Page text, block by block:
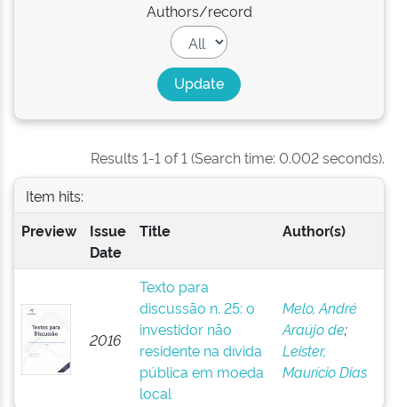
Authors/record
Results 1-1 of 1 (Search time: 0.002 seconds).
Item hits:
Preview
Issue
Date
Title Author(s)
2016
Texto para
discussão n. 25: o
investidor não
residente na dívida
pública em moeda
local
Melo, André
Araújo de;
Leister,
Maurício Dias